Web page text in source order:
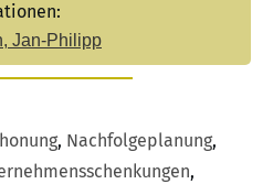
Jan-Philipp
, Nachfolgeplanung,
,